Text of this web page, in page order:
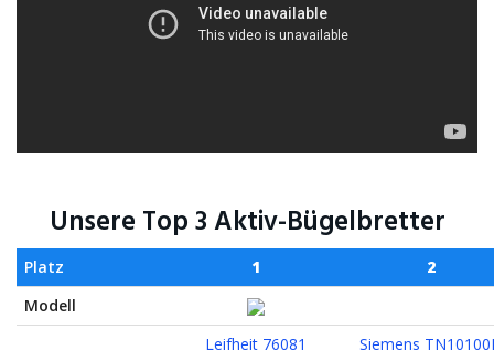
Unsere Top 3 Aktiv-Bügelbretter
Platz 1
2
Modell
Leifheit 76081
Siemens